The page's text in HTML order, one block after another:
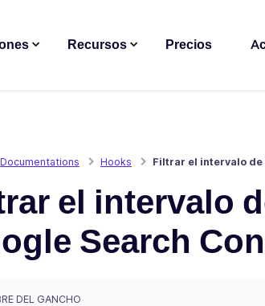
Recursos Precios
Documentations Hooks Filtrar el intervalo de
el intervalo
Search
DEL GANCHO